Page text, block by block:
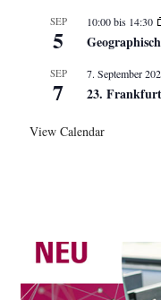
SEP
5
10:00bis 14:30
SEP
7
7. September
23.
View Calendar